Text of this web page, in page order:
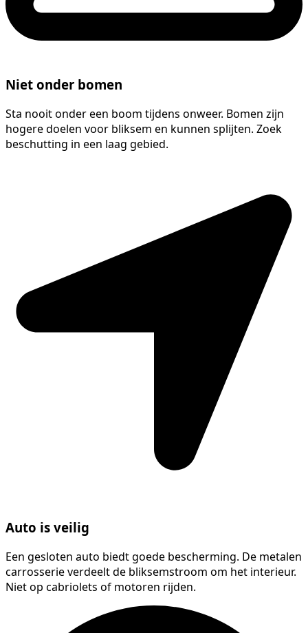
Niet onder bomen
Sta nooit onder een boom tijdens onweer. Bomen zijn
hogere doelen voor bliksem en kunnen splijten. Zoek
beschutting in een laag gebied.
Auto is veilig
Een gesloten auto biedt goede bescherming. De metalen
carrosserie verdeelt de bliksemstroom om het interieur.
Niet op cabriolets of motoren rijden.